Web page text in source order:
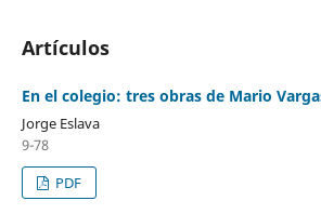
Artículos
En el colegio: tres obras de Mario
Jorge Eslava
9-78
PDF